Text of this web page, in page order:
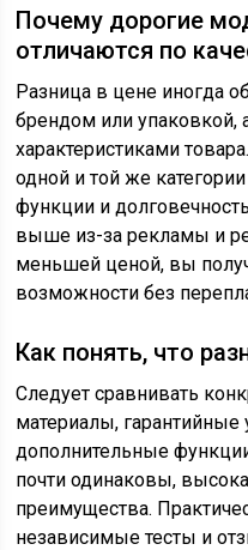
Почему дорогие
отличаются по
Разница в цене иногда
брендом или упаковкой,
характеристиками
одной и той же
функции и
выше из-за рекламы и
меньшей ценой, вы
возможности без
Как понять, что
Следует сравнивать
материалы, гарантийные
дополнительные
почти одинаковы,
преимущества.
независимые тесты и